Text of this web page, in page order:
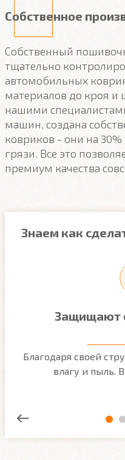
Собственное
Собственный
тщательно
автомобильных
материалов до кроя и
нашими
машин, создана
ковриков - они на
грязи. Все это
премиум качества
Знаем как
Защищают
Благодаря своей
влагу и пыль.